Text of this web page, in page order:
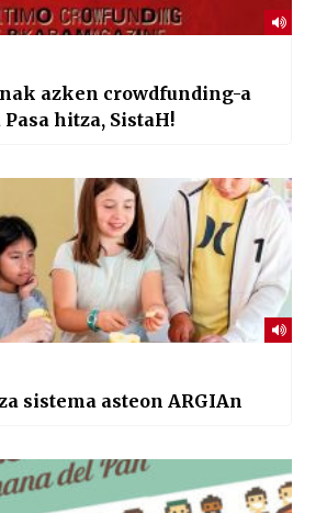
azken crowdfunding-a
hitza, SistaH!
sistema asteon ARGIAn